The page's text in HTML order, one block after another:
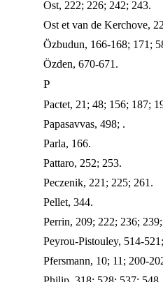
Ost, 222; 226; 242; 243.
Ost et van de Kerchove,
Özbudun, 166-168; 171;
Özden, 670-671.
P
Pactet, 21; 48; 156; 187;
Papasavvas, 498; .
Parla, 166.
Pattaro, 252; 253.
Peczenik, 221; 225; 261.
Pellet, 344.
Perrin, 209; 222; 236;
Peyrou-Pistouley, 514-
Pfersmann, 10; 11; 200-